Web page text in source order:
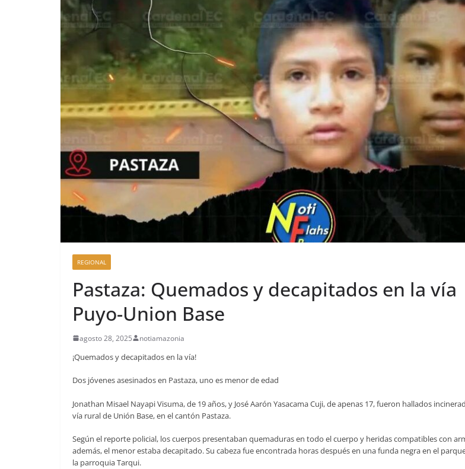
REGIONAL
Pastaza: Quemados y decapitados en la vía
Puyo-Union Base
agosto 28, 2025 notiamazonia
¡Quemados y decapitados en la vía!
Dos jóvenes asesinados en Pastaza, uno es menor de edad
Jonathan Misael Nayapi Visuma, de 19 años, y José Aarón Yasacama Cuji, de apenas 17, fueron hallados
vía rural de Unión Base, en el cantón Pastaza.
Según el reporte policial, los cuerpos presentaban quemaduras en todo el cuerpo y heridas compatibles con
además, el menor estaba decapitado. Su cabeza fue encontrada horas después en una funda negra en el
la parroquia Tarqui.